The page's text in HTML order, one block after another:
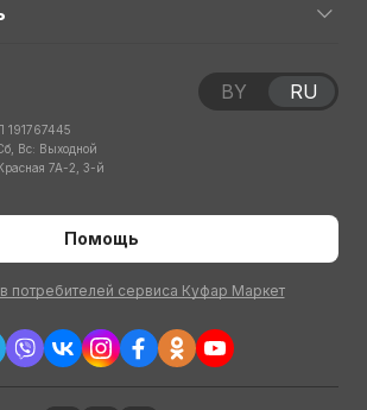
Вс: Выходной
7А-2, 3-й
Помощь
потребителей сервиса Куфар Маркет
BY RU